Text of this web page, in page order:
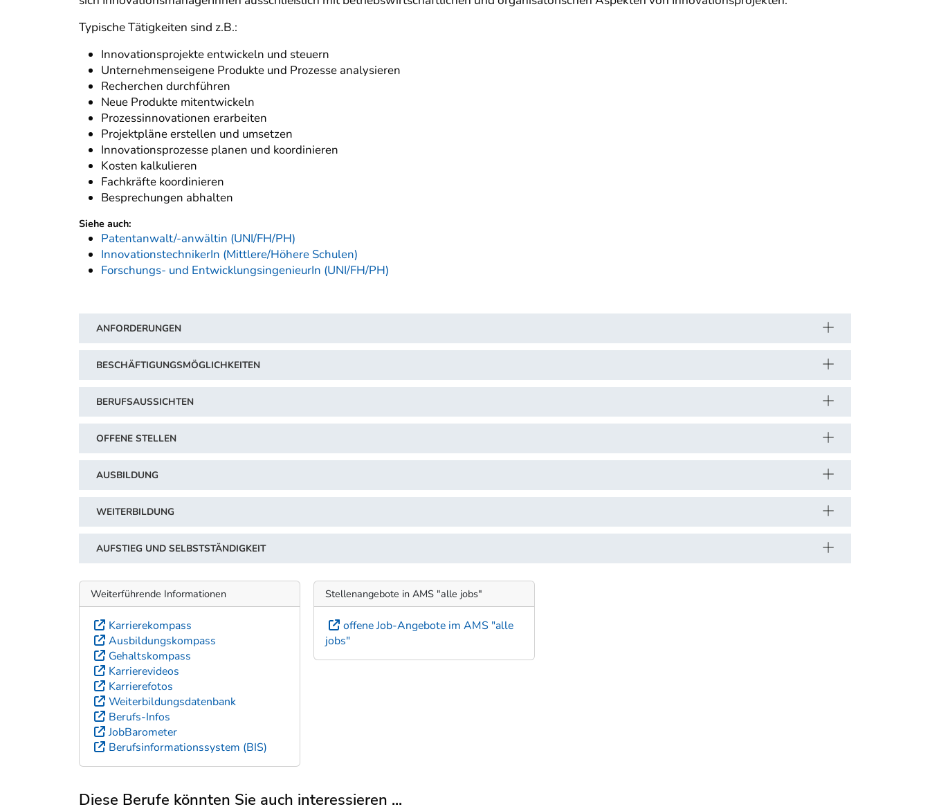
Typische Tätigkeiten sind z.B.:
Innovationsprojekte entwickeln und steuern
Unternehmenseigene Produkte und Prozesse analysieren
Recherchen durchführen
Neue Produkte mitentwickeln
Prozessinnovationen erarbeiten
Projektpläne erstellen und umsetzen
Innovationsprozesse planen und koordinieren
Kosten kalkulieren
Fachkräfte koordinieren
Besprechungen abhalten
Siehe auch:
Patentanwalt/-anwältin (UNI/FH/PH)
InnovationstechnikerIn (Mittlere/Höhere Schulen)
Forschungs- und EntwicklungsingenieurIn (UNI/FH/PH)
ANFORDERUNGEN
BESCHÄFTIGUNGSMÖGLICHKEITEN
BERUFSAUSSICHTEN
OFFENE STELLEN
AUSBILDUNG
WEITERBILDUNG
AUFSTIEG UND SELBSTSTÄNDIGKEIT
Weiterführende Informationen
Karrierekompass
Ausbildungskompass
Gehaltskompass
Karrierevideos
Karrierefotos
Weiterbildungsdatenbank
Berufs-Infos
JobBarometer
Berufsinformationssystem (BIS)
Stellenangebote in AMS "alle jobs"
offene Job-Angebote im AMS "alle
jobs"
Diese Berufe könnten Sie auch interessieren ...